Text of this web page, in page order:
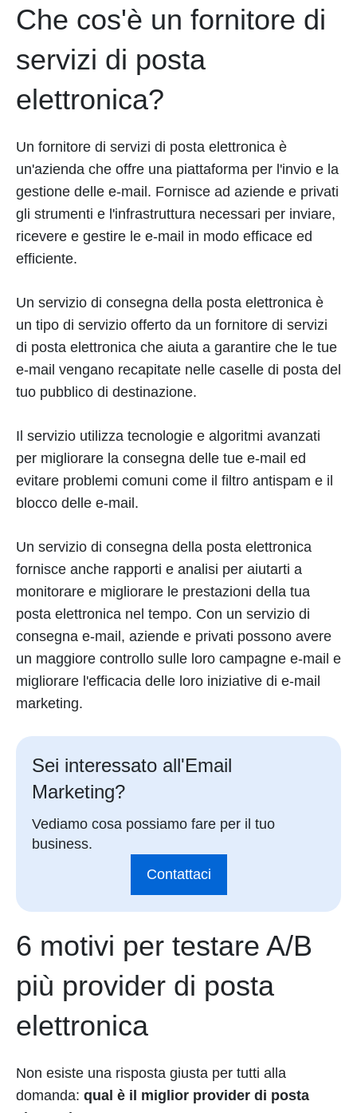
Che cos'è un fornitore di
servizi di posta
elettronica?
Un fornitore di servizi di posta elettronica è
un'azienda che offre una piattaforma per l'invio e la
gestione delle e-mail. Fornisce ad aziende e privati
gli strumenti e l'infrastruttura necessari per inviare,
ricevere e gestire le e-mail in modo efficace ed
efficiente.
Un servizio di consegna della posta elettronica è
un tipo di servizio offerto da un fornitore di servizi
di posta elettronica che aiuta a garantire che le tue
e-mail vengano recapitate nelle caselle di posta del
tuo pubblico di destinazione.
Il servizio utilizza tecnologie e algoritmi avanzati
per migliorare la consegna delle tue e-mail ed
evitare problemi comuni come il filtro antispam e il
blocco delle e-mail.
Un servizio di consegna della posta elettronica
fornisce anche rapporti e analisi per aiutarti a
monitorare e migliorare le prestazioni della tua
posta elettronica nel tempo. Con un servizio di
consegna e-mail, aziende e privati possono avere
un maggiore controllo sulle loro campagne e-mail e
migliorare l'efficacia delle loro iniziative di e-mail
marketing.
Sei interessato all'Email
Marketing?
Vediamo cosa possiamo fare per il tuo
business.
Contattaci
6 motivi per testare A/B
più provider di posta
elettronica
Non esiste una risposta giusta per tutti alla
domanda: qual è il miglior provider di posta